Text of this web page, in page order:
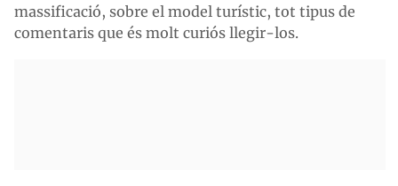
massificació, sobre el model turístic, tot tipus de
comentaris que és molt curiós llegir-los.